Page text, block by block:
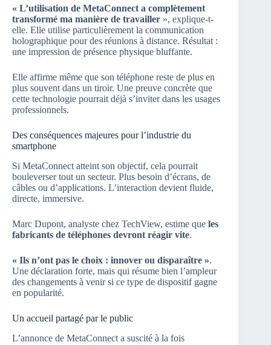
« L’utilisation de MetaConnect a complètement
transformé ma manière de travailler », explique-t-
elle. Elle utilise particulièrement la communication
holographique pour des réunions à distance. Résultat :
une impression de présence physique bluffante.
Elle affirme même que son téléphone reste de plus en
plus souvent dans un tiroir. Une preuve concrète que
cette technologie pourrait déjà s’inviter dans les usages
professionnels.
Des conséquences majeures pour l’industrie du
smartphone
Si MetaConnect atteint son objectif, cela pourrait
bouleverser tout un secteur. Plus besoin d’écrans, de
câbles ou d’applications. L’interaction devient fluide,
directe, immersive.
Marc Dupont, analyste chez TechView, estime que les
fabricants de téléphones devront réagir vite.
« Ils n’ont pas le choix : innover ou disparaître ».
Une déclaration forte, mais qui résume bien l’ampleur
des changements à venir si ce type de dispositif gagne
en popularité.
Un accueil partagé par le public
L’annonce de MetaConnect a suscité à la fois